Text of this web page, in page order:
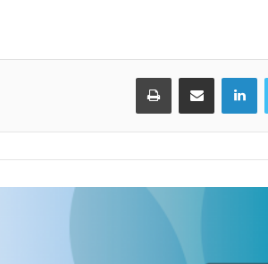
تويتر لينكدإن مشاركة عبر البريد طباعة